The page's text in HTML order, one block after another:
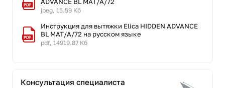
jpeg, 15.59 Кб
Инструкция для вытяжки Elica HIDDEN ADVANCE
BL MAT/A/72 на русском языке
pdf, 14919.87 Кб
Консультация специалиста